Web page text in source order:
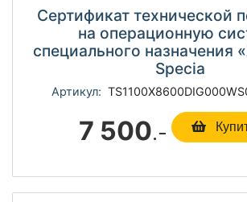
Сертификат технической
на операционную
специального назначения
Specia
Артикул:
7 500.-